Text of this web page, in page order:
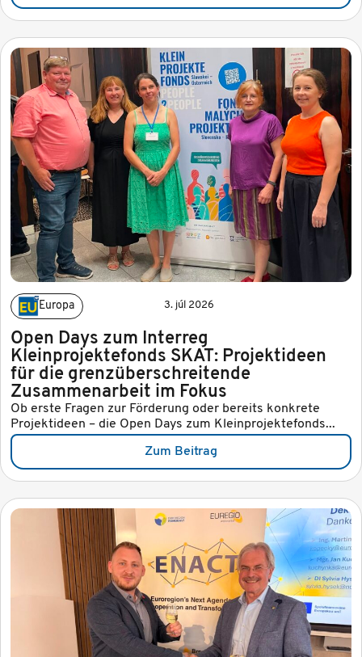
Europa 3. júl 2026
Open Days zum Interreg
Kleinprojektefonds SKAT: Projektideen
für die grenzüberschreitende
Zusammenarbeit im Fokus
Ob erste Fragen zur Förderung oder bereits konkrete
Projektideen – die Open Days zum Kleinprojektefonds...
Zum Beitrag